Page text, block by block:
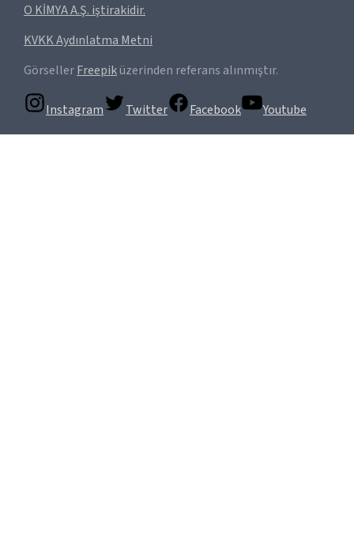
O KİMYA A.Ş. iştirakidir.
KVKK Aydınlatma Metni
GörsellerFreepiküzerinden referans alınmıştır.
Instagram Twitter Facebook Youtube